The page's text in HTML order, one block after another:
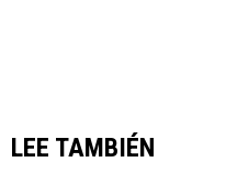
LEE TAMBIÉN